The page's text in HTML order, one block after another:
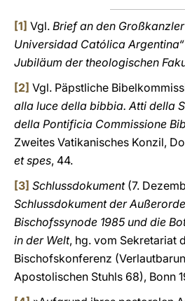
[1] Vgl. Brief an den
Universidad Católica
Jubiläum der theologischen
[2] Vgl. Päpstliche
alla luce della bibbia. Atti della
della Pontificia Commissione
Zweites Vatikanisches Konzil,
et spes, 44.
[3] Schlussdokument (7.
Schlussdokument der
Bischofssynode 1985 und die
in der Welt, hg. vom Sekretariat
Bischofskonferenz
Apostolischen Stuhls 68), Bonn